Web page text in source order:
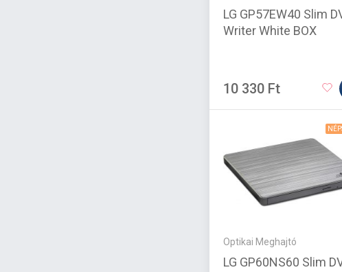
LG GP57EW40 Slim
Writer White BOX
10 330 Ft
Optikai Meghajtó
LG GP60NS60 Slim